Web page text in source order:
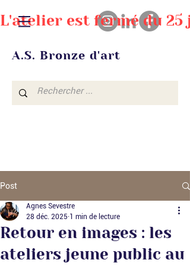
A.S. Bronze d'art
L'atelier est fermé du
Post
Retour en images : les
ateliers jeune public au
Agnes Sevestre
28 déc. 2025 1 min de lecture